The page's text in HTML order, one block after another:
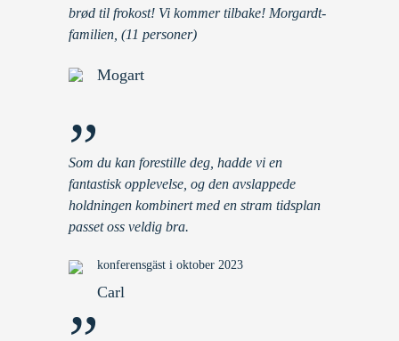
brød til frokost! Vi kommer tilbake! Morgardt-
familien, (11 personer)
Mogart
”
Som du kan forestille deg, hadde vi en
fantastisk opplevelse, og den avslappede
holdningen kombinert med en stram tidsplan
passet oss veldig bra.
konferensgäst i oktober 2023
Carl